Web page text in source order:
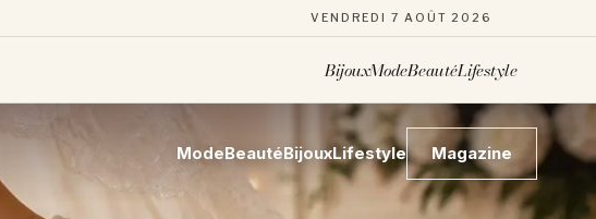
VENDREDI 7 AOÛT 2026
BijouxModeBeautéLifestyle
ModeBeautéBijouxLifestyle Magazine